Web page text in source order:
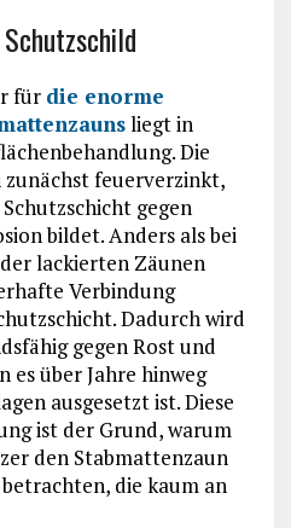
für die enorme
liegt in
Die
feuerverzinkt,
gegen
bildet. Anders als bei
lackierten Zäunen
Verbindung
Dadurch wird
gegen Rost und
es über Jahre hinweg
ausgesetzt ist. Diese
ist der Grund, warum
den Stabmattenzaun
die kaum an